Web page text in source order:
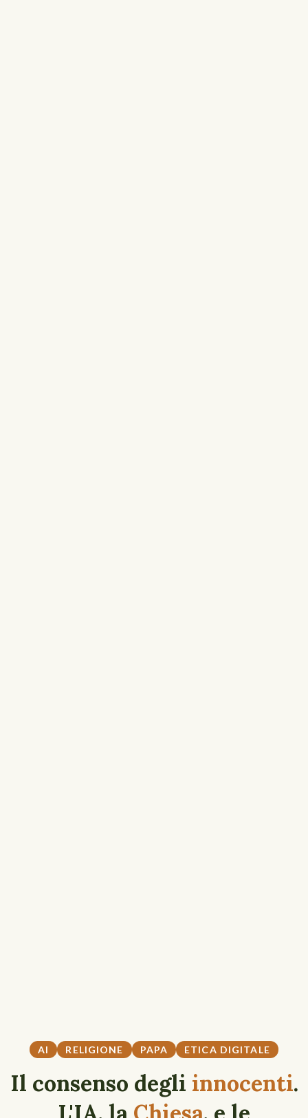
AI RELIGIONE PAPA ETICA DIGITALE
Il consenso degli innocenti.